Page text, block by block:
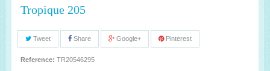
Tropique 205
Tweet Share Google+ Pinterest
Reference: TR20546295